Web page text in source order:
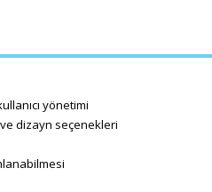
yönetimi
ve dizayn seçenekleri